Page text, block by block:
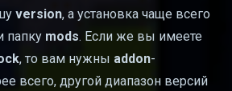
version, а установка чаще всего
папку mods. Если же вы имеете
, то вам нужны addon-
всего, другой диапазон версий